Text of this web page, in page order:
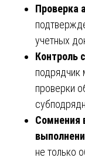
Проверка
учетных
Контроль
подрядчик
проверки
Сомнения
не только